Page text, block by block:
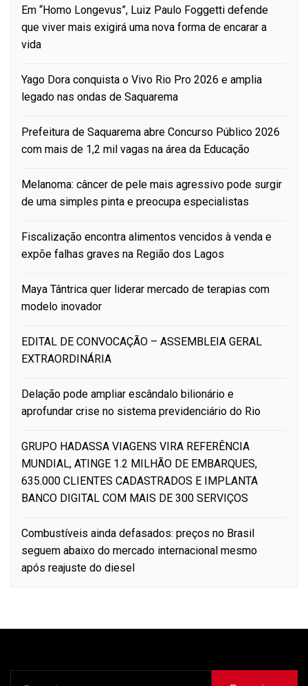
Em “Homo Longevus”, Luiz Paulo Foggetti defende
que viver mais exigirá uma nova forma de encarar a
vida
Yago Dora conquista o Vivo Rio Pro 2026 e amplia
legado nas ondas de Saquarema
Prefeitura de Saquarema abre Concurso Público 2026
com mais de 1,2 mil vagas na área da Educação
Melanoma: câncer de pele mais agressivo pode surgir
de uma simples pinta e preocupa especialistas
Fiscalização encontra alimentos vencidos à venda e
expõe falhas graves na Região dos Lagos
Maya Tântrica quer liderar mercado de terapias com
modelo inovador
EDITAL DE CONVOCAÇÃO – ASSEMBLEIA GERAL
EXTRAORDINÁRIA
Delação pode ampliar escândalo bilionário e
aprofundar crise no sistema previdenciário do Rio
GRUPO HADASSA VIAGENS VIRA REFERÊNCIA
MUNDIAL, ATINGE 1.2 MILHÃO DE EMBARQUES,
635.000 CLIENTES CADASTRADOS E IMPLANTA
BANCO DIGITAL COM MAIS DE 300 SERVIÇOS
Combustíveis ainda defasados: preços no Brasil
seguem abaixo do mercado internacional mesmo
após reajuste do diesel